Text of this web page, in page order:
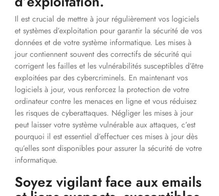
Il est crucial de mettre à jour régulièrement vos logiciels
et systèmes d’exploitation pour garantir la sécurité de vos
données et de votre système informatique. Les mises à
jour contiennent souvent des correctifs de sécurité qui
corrigent les failles et les vulnérabilités susceptibles d’être
exploitées par des cybercriminels. En maintenant vos
logiciels à jour, vous renforcez la protection de votre
ordinateur contre les menaces en ligne et vous réduisez
les risques de cyberattaques. Négliger les mises à jour
peut laisser votre système vulnérable aux attaques, c’est
pourquoi il est essentiel d’effectuer ces mises à jour dès
qu’elles sont disponibles pour assurer la sécurité de votre
informatique.
Soyez vigilant face aux emails